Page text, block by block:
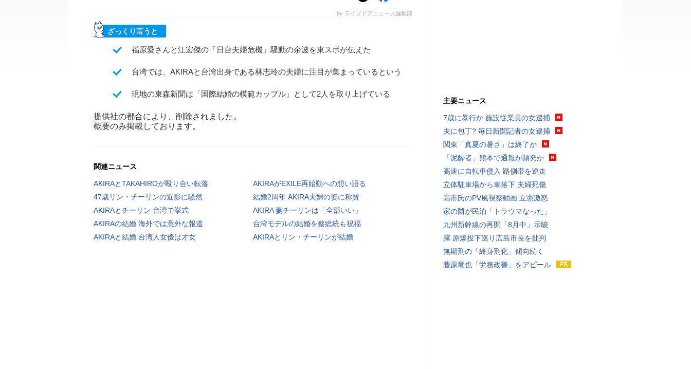
by ライブドアニュース編集部
ざっくり言うと
福原愛さんと江宏傑の「日台夫婦危機」騒動の余波を東スポが伝えた
台湾では、AKIRAと台湾出身である林志玲の夫婦に注目が集まっているという
現地の東森新聞は「国際結婚の模範カップル」として2人を取り上げている
提供社の都合により、削除されました。
概要のみ掲載しております。
関連ニュース
AKIRAとTAKAHIROが殴り合い転落
AKIRAがEXILE再始動への想い語る
47歳リン・チーリンの近影に騒然
結婚2周年 AKIRA夫婦の姿に称賛
AKIRAとチーリン 台湾で挙式
AKIRA 妻チーリンは「全部いい」
AKIRAの結婚 海外では意外な報道
台湾モデルの結婚を蔡総統も祝福
AKIRAと結婚 台湾人女優は才女
AKIRAとリン・チーリンが結婚
主要ニュース
7歳に暴行か 施設従業員の女逮捕
夫に包丁? 毎日新聞記者の女逮捕
関東「真夏の暑さ」は終了か
「泥酔者」熊本で通報が頻発か
高速に自転車侵入 路側帯を逆走
立体駐車場から車落下 夫婦死傷
高市氏のPV風視察動画 立憲激怒
家の隣が民泊「トラウマなった」
九州新幹線の再開「8月中」示唆
露 原爆投下巡り広島市長を批判
無期刑の「終身刑化」傾向続く
藤原竜也「労務改善」をアピール